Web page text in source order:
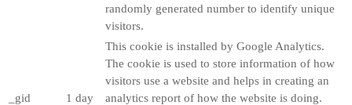
randomly generated number to identify unique
visitors.
_gid 1 day
This cookie is installed by Google Analytics.
The cookie is used to store information of how
visitors use a website and helps in creating an
analytics report of how the website is doing.